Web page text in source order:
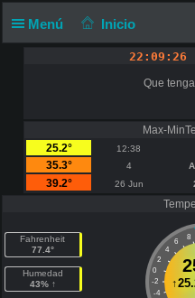
Menú Inicio
22:09:26
Que
Max-
25.2°
12:38
35.3°
4
39.2°
26 Jun
Fahrenheit
77.4°
Humedad
43% ↑
8
6
4
2
0
-2
-4
↑